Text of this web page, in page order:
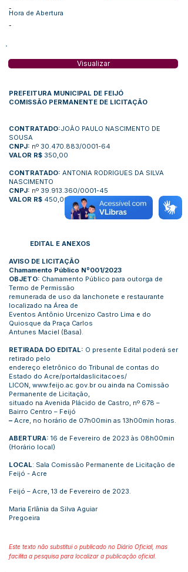
-
Hora de Abertura
-
Visualizar
PREFEITURA MUNICIPAL DE FEIJÓ
COMISSÃO PERMANENTE DE LICITAÇÃO
CONTRATADO:JOÃO PAULO NASCIMENTO DE
SOUSA
CNPJ: nº 30.470.883/0001-64
VALOR R$ 350,00
CONTRATADO: ANTONIA RODRIGUES DA SILVA
NASCIMENTO
CNPJ: nº 39.913.360/0001-45
VALOR R$ 450,00
EDITAL E ANEXOS
AVISO DE LICITAÇÃO
Chamamento Público Nº001/2023
OBJETO: Chamamento Público para outorga de
Termo de Permissão
remunerada de uso da lanchonete e restaurante
localizado na Área de
Eventos Antônio Urcenizo Castro Lima e do
Quiosque da Praça Carlos
Antunes Maciel (Basa).
RETIRADA DO EDITAL: O presente Edital poderá ser
retirado pelo
endereço eletrônico do Tribunal de contas do
Estado do Acre/portaldaslicitacoes/
LICON, www.feijo.ac.gov.br ou ainda na Comissão
Permanente de Licitação,
situado na Avenida Plácido de Castro, nº 678 –
Bairro Centro – Feijó
– Acre, no horário de 07h00min as 13h00min horas.
ABERTURA: 16 de Fevereiro de 2023 às 08h00min
(Horário local)
LOCAL: Sala Comissão Permanente de Licitação de
Feijó - Acre
Feijó – Acre, 13 de Fevereiro de 2023.
Maria Erlânia da Silva Aguiar
Pregoeira
Este texto não substitui o publicado no Diário Oficial, mas
facilita a pesquisa para localizar a publicação oficial.